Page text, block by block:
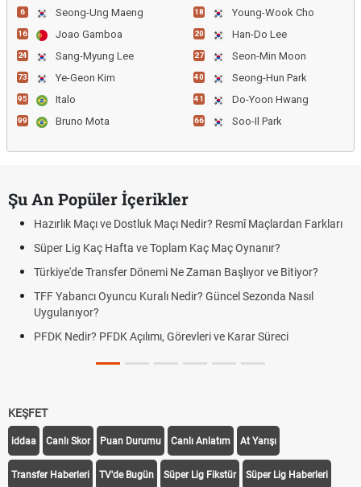
6 Seong-Ung Maeng
16 Joao Gamboa
24 Sang-Myung Lee
73 Ye-Geon Kim
95 Italo
99 Bruno Mota
18 Young-Wook Cho
20 Han-Do Lee
27 Seon-Min Moon
40 Seong-Hun Park
41 Do-Yoon Hwang
66 Soo-Il Park
Şu An Popüler İçerikler
Hazırlık Maçı ve Dostluk Maçı Nedir? Resmî Maçlardan Farkları
Süper Lig Kaç Hafta ve Toplam Kaç Maç Oynanır?
Türkiye'de Transfer Dönemi Ne Zaman Başlıyor ve Bitiyor?
TFF Yabancı Oyuncu Kuralı Nedir? Güncel Sezonda Nasıl
Uygulanıyor?
PFDK Nedir? PFDK Açılımı, Görevleri ve Karar Süreci
KEŞFET
iddaa Canlı Skor Puan Durumu Canlı Anlatım At Yarışı
Transfer Haberleri TV'de Bugün Süper Lig Fikstür Süper Lig Haberleri